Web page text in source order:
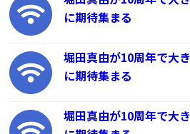
に期待集まる
堀田真由が10周年で大
に期待集まる
堀田真由が10周年で大